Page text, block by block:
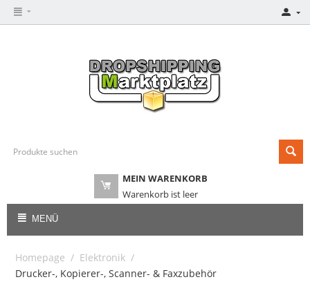
MEIN WARENKORB
Warenkorb ist leer
MENÜ
Homepage / Elektronik /
Drucker-, Kopierer-, Scanner- & Faxzubehör